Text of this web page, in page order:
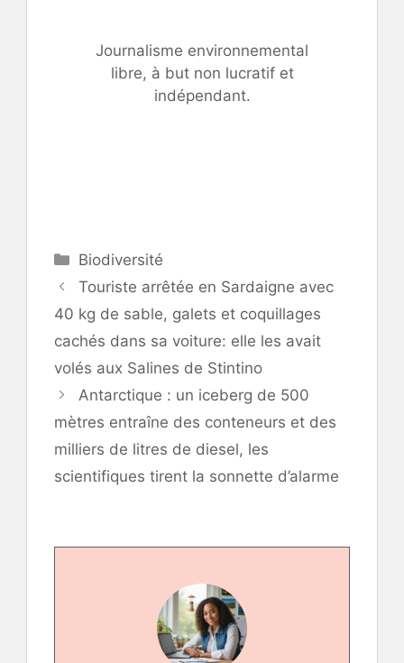
Journalisme environnemental
libre, à but non lucratif et
indépendant.
Catégories
Biodiversité
Touriste arrêtée en Sardaigne avec
40 kg de sable, galets et coquillages
cachés dans sa voiture: elle les avait
volés aux Salines de Stintino
Antarctique : un iceberg de 500
mètres entraîne des conteneurs et des
milliers de litres de diesel, les
scientifiques tirent la sonnette d’alarme